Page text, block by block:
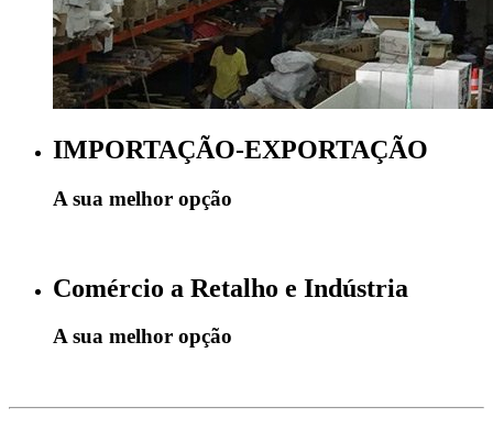
IMPORTAÇÃO-EXPORTAÇÃO
A sua melhor opção
Comércio a Retalho e Indústria
A sua melhor opção